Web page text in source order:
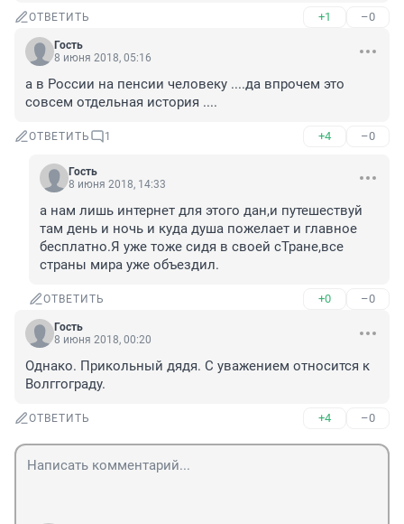
ОТВЕТИТЬ +1 –0
Гость
8 июня 2018, 05:16
а в России на пенсии человеку ....да впрочем это
совсем отдельная история ....
ОТВЕТИТЬ 1 +4 –0
Гость
8 июня 2018, 14:33
а нам лишь интернет для этого дан,и путешествуй
там день и ночь и куда душа пожелает и главное
бесплатно.Я уже тоже сидя в своей сТране,все
страны мира уже объездил.
ОТВЕТИТЬ +0 –0
Гость
8 июня 2018, 00:20
Однако. Прикольный дядя. С уважением относится к
Волггограду.
ОТВЕТИТЬ +4 –0